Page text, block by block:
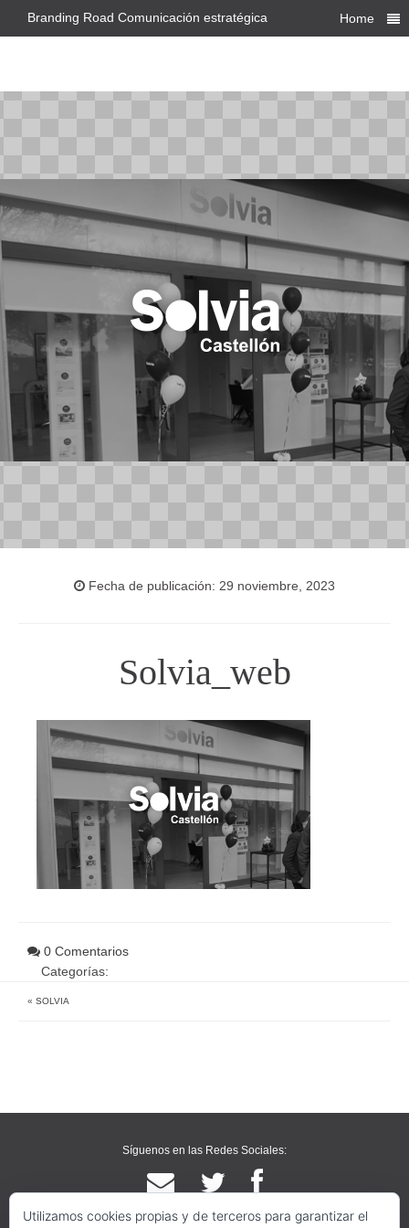
Branding Road Comunicación estratégica Home
Fecha de publicación: 29 noviembre, 2023
Solvia_web
0 Comentarios
Categorías:
« SOLVIA
Síguenos en las Redes Sociales:
Utilizamos cookies propias y de terceros para garantizar el